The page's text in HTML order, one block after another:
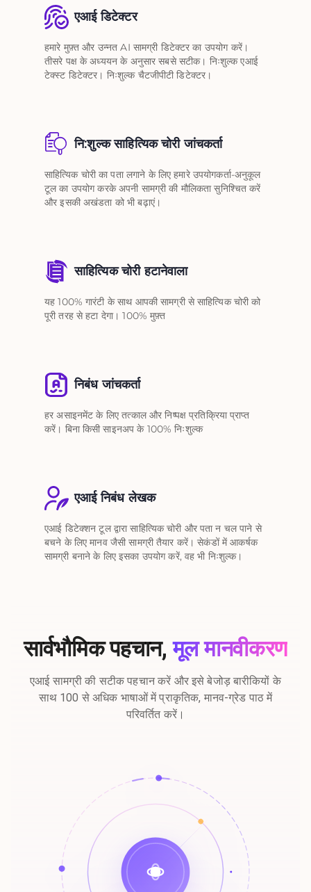
एआई डिटेक्टर
हमारे मुफ़्त और उन्नत AI सामग्री डिटेक्टर का उपयोग करें।
तीसरे पक्ष के अध्ययन के अनुसार सबसे सटीक। निःशुल्क एआई
टेक्स्ट डिटेक्टर। निःशुल्क चैटजीपीटी डिटेक्टर।
नि:शुल्क साहित्यिक चोरी जांचकर्ता
साहित्यिक चोरी का पता लगाने के लिए हमारे उपयोगकर्ता-अनुकूल
टूल का उपयोग करके अपनी सामग्री की मौलिकता सुनिश्चित करें
और इसकी अखंडता को भी बढ़ाएं।
साहित्यिक चोरी हटानेवाला
यह 100% गारंटी के साथ आपकी सामग्री से साहित्यिक चोरी को
पूरी तरह से हटा देगा। 100% मुफ़्त
निबंध जांचकर्ता
हर असाइनमेंट के लिए तत्काल और निष्पक्ष प्रतिक्रिया प्राप्त
करें। बिना किसी साइनअप के 100% निःशुल्क
एआई निबंध लेखक
एआई डिटेक्शन टूल द्वारा साहित्यिक चोरी और पता न चल पाने से
बचने के लिए मानव जैसी सामग्री तैयार करें। सेकंडों में आकर्षक
सामग्री बनाने के लिए इसका उपयोग करें, वह भी निःशुल्क।
सार्वभौमिक पहचान, मूल मानवीकरण
एआई सामग्री की सटीक पहचान करें और इसे बेजोड़ बारीकियों के
साथ 100 से अधिक भाषाओं में प्राकृतिक, मानव-ग्रेड पाठ में
परिवर्तित करें।